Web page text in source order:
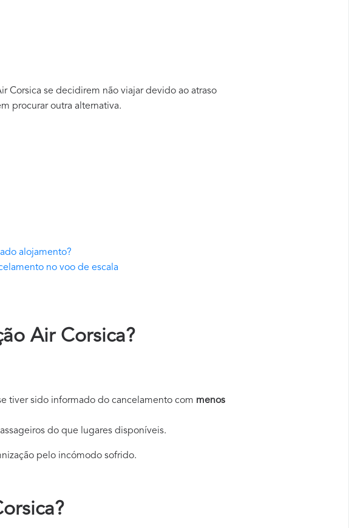
Corsica se decidirem não viajar devido ao atraso
procurar outra alternativa.
alojamento?
no voo de escala
Air Corsica?
tiver sido informado do cancelamento com menos
do que lugares disponíveis.
pelo incómodo sofrido.